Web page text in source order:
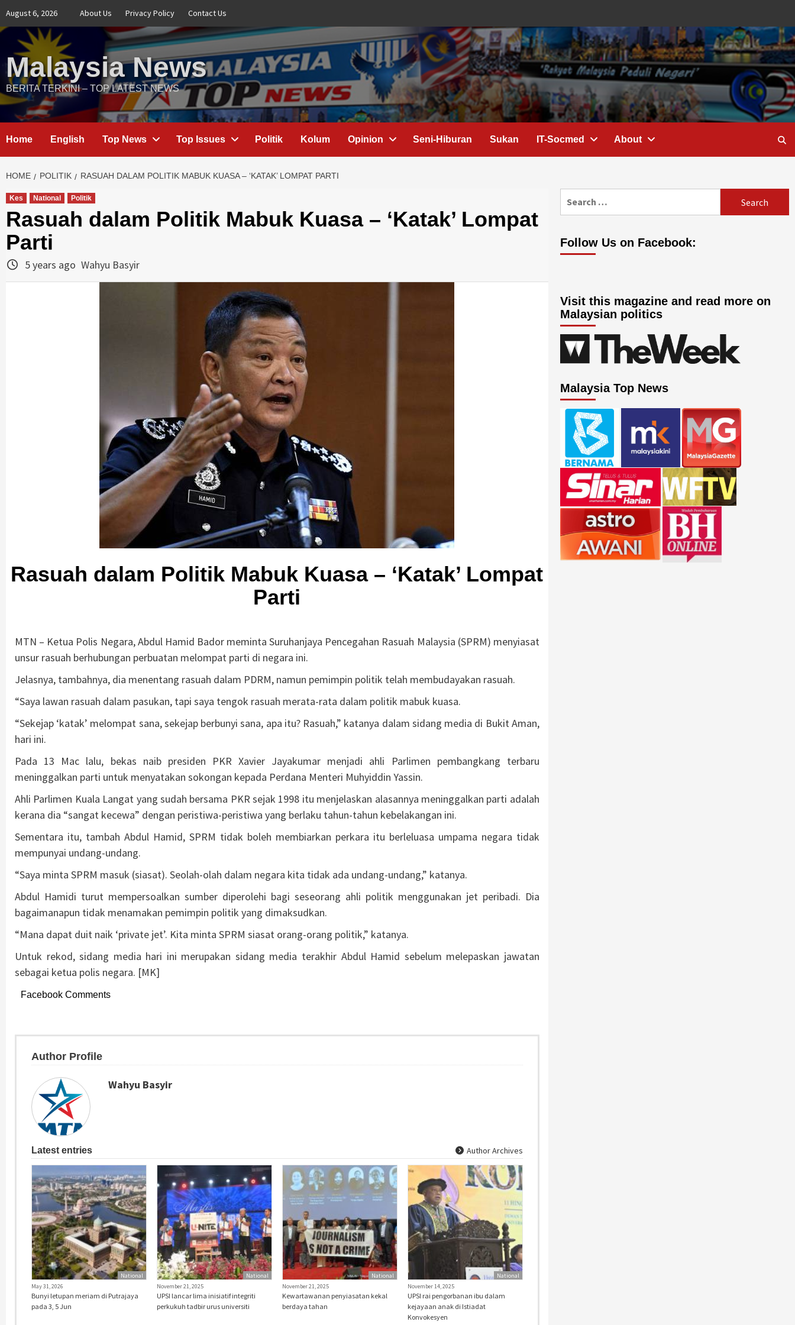
content
August 6, 2026 About Us Privacy Policy Contact Us
Malaysia News
BERITA TERKINI – TOP LATEST NEWS
Home English Top News Top Issues Politik Kolum Opinion Seni-Hiburan Sukan IT-Socmed About
HOME POLITIK RASUAH DALAM POLITIK MABUK KUASA – ‘KATAK’ LOMPAT PARTI
Kes National Politik
Rasuah dalam Politik Mabuk Kuasa – ‘Katak’ Lompat
Parti
5 years ago Wahyu Basyir
Rasuah dalam Politik Mabuk Kuasa – ‘Katak’ Lompat
Parti
MTN – Ketua Polis Negara, Abdul Hamid Bador meminta Suruhanjaya Pencegahan Rasuah Malaysia (SPRM) menyiasat
unsur rasuah berhubungan perbuatan melompat parti di negara ini.
Jelasnya, tambahnya, dia menentang rasuah dalam PDRM, namun pemimpin politik telah membudayakan rasuah.
“Saya lawan rasuah dalam pasukan, tapi saya tengok rasuah merata-rata dalam politik mabuk kuasa.
“Sekejap ‘katak’ melompat sana, sekejap berbunyi sana, apa itu? Rasuah,” katanya dalam sidang media di Bukit Aman,
hari ini.
Pada 13 Mac lalu, bekas naib presiden PKR Xavier Jayakumar menjadi ahli Parlimen pembangkang terbaru
meninggalkan parti untuk menyatakan sokongan kepada Perdana Menteri Muhyiddin Yassin.
Ahli Parlimen Kuala Langat yang sudah bersama PKR sejak 1998 itu menjelaskan alasannya meninggalkan parti adalah
kerana dia “sangat kecewa” dengan peristiwa-peristiwa yang berlaku tahun-tahun kebelakangan ini.
Sementara itu, tambah Abdul Hamid, SPRM tidak boleh membiarkan perkara itu berleluasa umpama negara tidak
mempunyai undang-undang.
“Saya minta SPRM masuk (siasat). Seolah-olah dalam negara kita tidak ada undang-undang,” katanya.
Abdul Hamidi turut mempersoalkan sumber diperolehi bagi seseorang ahli politik menggunakan jet peribadi. Dia
bagaimanapun tidak menamakan pemimpin politik yang dimaksudkan.
“Mana dapat duit naik ‘private jet’. Kita minta SPRM siasat orang-orang politik,” katanya.
Untuk rekod, sidang media hari ini merupakan sidang media terakhir Abdul Hamid sebelum melepaskan jawatan
sebagai ketua polis negara. [MK]
Facebook Comments
Author Profile
Wahyu Basyir
Latest entries Author Archives
National
May 31, 2026
Bunyi letupan meriam di Putrajaya
pada 3, 5 Jun
National
November 21, 2025
UPSI lancar lima inisiatif integriti
perkukuh tadbir urus universiti
National
November 21, 2025
Kewartawanan penyiasatan kekal
berdaya tahan
National
November 14, 2025
UPSI rai pengorbanan ibu dalam
kejayaan anak di Istiadat
Konvokesyen
Follow Us on Facebook:
Visit this magazine and read more on
Malaysian politics
Malaysia Top News